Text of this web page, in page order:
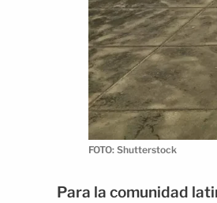
FOTO: Shutterstock
Para la comunidad